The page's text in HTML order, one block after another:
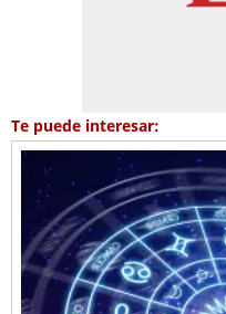
Te puede interesar: